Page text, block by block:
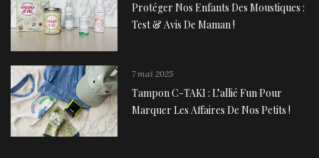
Protéger Nos Enfants Des Moustiques :
Test & Avis De Maman !
7 mai 2025
Tampon C-TAKI : L’allié Fun Pour
Marquer Les Affaires De Nos Petits !